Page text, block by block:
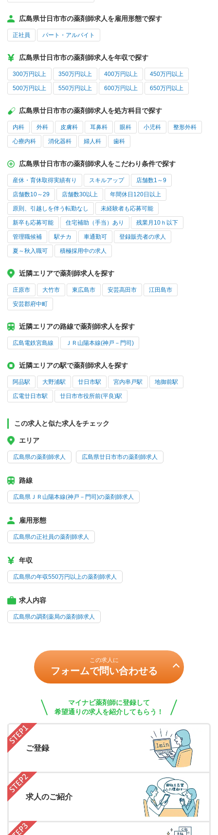
広島県廿日市市の薬剤師求人を雇用形態で探す
正社員 パート・アルバイト
広島県廿日市市の薬剤師求人を年収で探す
300万円以上 350万円以上 400万円以上 450万円以上
500万円以上 550万円以上 600万円以上 650万円以上
広島県廿日市市の薬剤師求人を処方科目で探す
内科 外科 皮膚科 耳鼻科 眼科 小児科 整形外科
心療内科 消化器科 婦人科 歯科
広島県廿日市市の薬剤師求人をこだわり条件で探す
産休・育休取得実績有り スキルアップ 店舗数1～9
店舗数10～29 店舗数30以上 年間休日120日以上
原則、引越しを伴う転勤なし 未経験者も応募可能
新卒も応募可能 住宅補助（手当）あり 残業月10ｈ以下
管理職候補 駅チカ 車通勤可 登録販売者の求人
夏～秋入職可 積極採用中の求人
近隣エリアで薬剤師求人を探す
庄原市 大竹市 東広島市 安芸高田市 江田島市
安芸郡府中町
近隣エリアの路線で薬剤師求人を探す
広島電鉄宮島線 ＪＲ山陽本線(神戸－門司)
近隣エリアの駅で薬剤師求人を探す
阿品駅 大野浦駅 廿日市駅 宮内串戸駅 地御前駅
広電廿日市駅 廿日市市役所前(平良)駅
この求人と似た求人をチェック
エリア
広島県の薬剤師求人 広島県廿日市市の薬剤師求人
路線
広島県ＪＲ山陽本線(神戸－門司)の薬剤師求人
雇用形態
広島県の正社員の薬剤師求人
年収
広島県の年収550万円以上の薬剤師求人
求人内容
広島県の調剤薬局の薬剤師求人
この求人に
フォームで問い合わせる
マイナビ薬剤師に登録して
希望通りの求人を紹介してもらう！
ご登録
求人のご紹介